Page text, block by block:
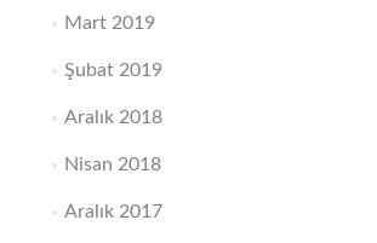
Mart 2019
Şubat 2019
Aralık 2018
Nisan 2018
Aralık 2017